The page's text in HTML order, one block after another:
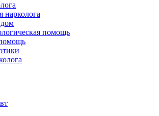
нарколога
помощь